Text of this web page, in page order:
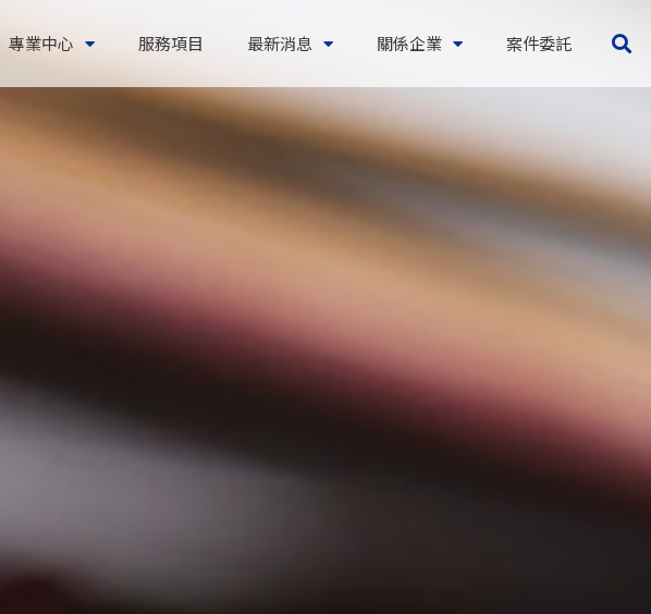
專業中心 服務項目 最新消息 關係企業 案件委託